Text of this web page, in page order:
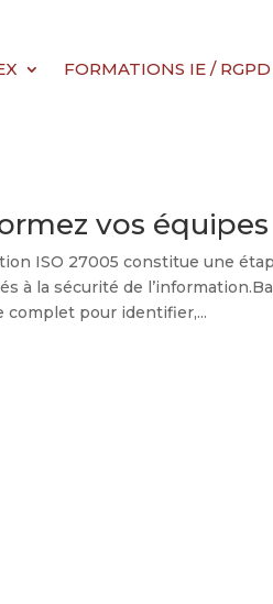
FORMATIONS IE /
vos équipes
ISO 27005 constitue une
à la sécurité de
complet pour identifier,...